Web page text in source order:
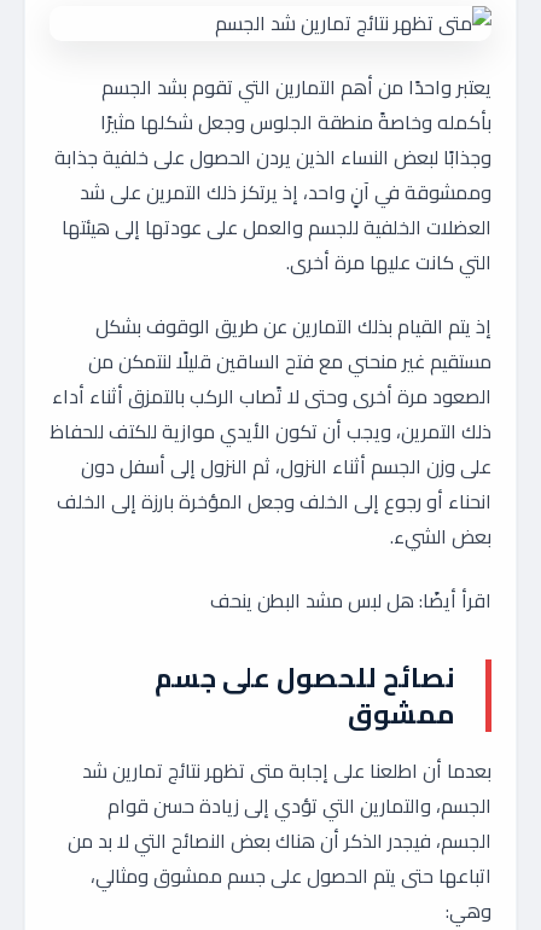
يعتبر واحدًا من أهم التمارين التي تقوم بشد الجسم
بأكمله وخاصةً منطقة الجلوس وجعل شكلها مثيرًا
وجذابًا لبعض النساء الذين يردن الحصول على خلفية جذابة
وممشوقة في آنٍ واحد، إذ يرتكز ذلك التمرين على شد
العضلات الخلفية للجسم والعمل على عودتها إلى هيئتها
التي كانت عليها مرة أخرى.
إذ يتم القيام بذلك التمارين عن طريق الوقوف بشكل
مستقيم غير منحني مع فتح الساقين قليلًا لنتمكن من
الصعود مرة أخرى وحتى لا تًصاب الركب بالتمزق أثناء أداء
ذلك التمرين، ويجب أن تكون الأيدي موازية للكتف للحفاظ
على وزن الجسم أثناء النزول، ثم النزول إلى أسفل دون
انحناء أو رجوع إلى الخلف وجعل المؤخرة بارزة إلى الخلف
بعض الشيء.
اقرأ أيضًا: هل لبس مشد البطن ينحف
نصائح للحصول على جسم
ممشوق
بعدما أن اطلعنا على إجابة متى تظهر نتائج تمارين شد
الجسم، والتمارين التي تؤدي إلى زيادة حسن قوام
الجسم، فيجدر الذكر أن هناك بعض النصائح التي لا بد من
اتباعها حتى يتم الحصول على جسم ممشوق ومثالي،
وهي: